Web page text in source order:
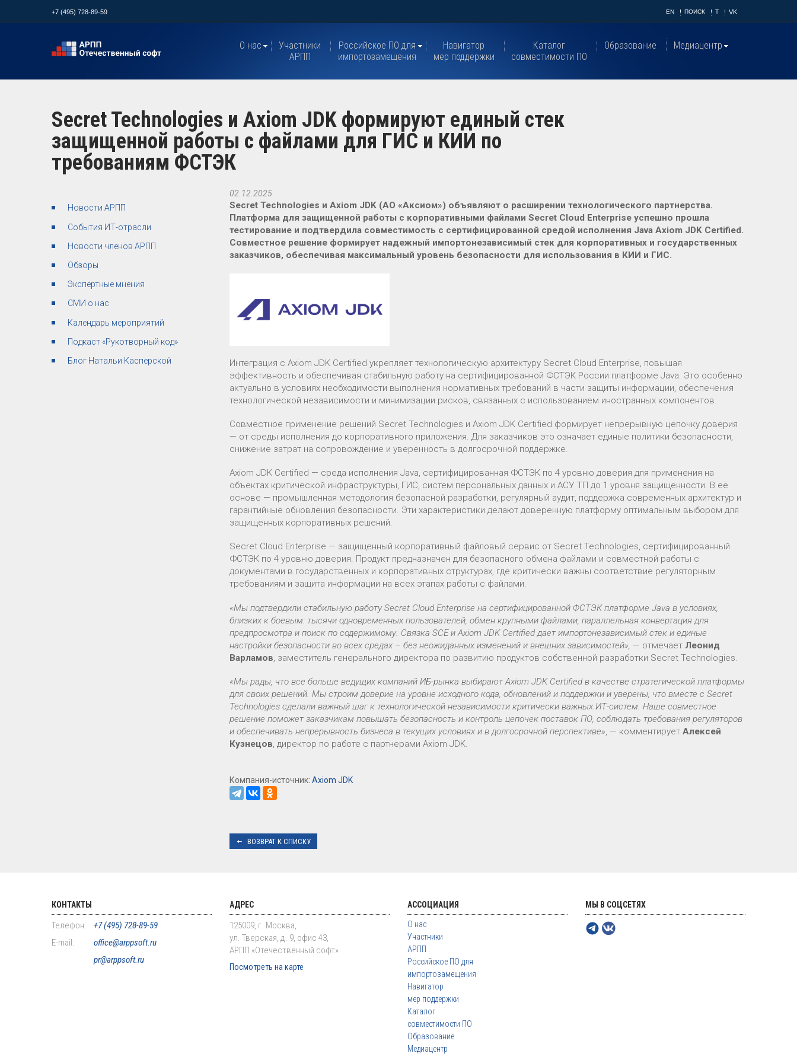
+7 (495) 728-89-59 EN ПОИСК T VK
О нас
Участники
АРПП
Российское ПО для
импортозамещения
Навигатор
мер поддержки
Каталог
совместимости ПО
Образование Медиацентр
Secret Technologies и Axiom JDK формируют единый стек
защищенной работы с файлами для ГИС и КИИ по
требованиям ФСТЭК
Новости АРПП
События ИТ-отрасли
Новости членов АРПП
Обзоры
Экспертные мнения
СМИ о нас
Календарь мероприятий
Подкаст «Рукотворный код»
Блог Натальи Касперской
02.12.2025
Secret Technologies и Axiom JDK (АО «Аксиом») объявляют о расширении технологического партнерства.
Платформа для защищенной работы с корпоративными файлами Secret Cloud Enterprise успешно прошла
тестирование и подтвердила совместимость с сертифицированной средой исполнения Java Axiom JDK Certified.
Совместное решение формирует надежный импортонезависимый стек для корпоративных и государственных
заказчиков, обеспечивая максимальный уровень безопасности для использования в КИИ и ГИС.
Интеграция с Axiom JDK Certified укрепляет технологическую архитектуру Secret Cloud Enterprise, повышая
эффективность и обеспечивая стабильную работу на сертифицированной ФСТЭК России платформе Java. Это особенно
актуально в условиях необходимости выполнения нормативных требований в части защиты информации, обеспечения
технологической независимости и минимизации рисков, связанных с использованием иностранных компонентов.
Совместное применение решений Secret Technologies и Axiom JDK Certified формирует непрерывную цепочку доверия
— от среды исполнения до корпоративного приложения. Для заказчиков это означает единые политики безопасности,
снижение затрат на сопровождение и уверенность в долгосрочной поддержке.
Axiom JDK Certified — среда исполнения Java, сертифицированная ФСТЭК по 4 уровню доверия для применения на
объектах критической инфраструктуры, ГИС, систем персональных данных и АСУ ТП до 1 уровня защищенности. В её
основе — промышленная методология безопасной разработки, регулярный аудит, поддержка современных архитектур и
гарантийные обновления безопасности. Эти характеристики делают доверенную платформу оптимальным выбором для
защищенных корпоративных решений.
Secret Cloud Enterprise — защищенный корпоративный файловый сервис от Secret Technologies, сертифицированный
ФСТЭК по 4 уровню доверия. Продукт предназначен для безопасного обмена файлами и совместной работы с
документами в государственных и корпоративных структурах, где критически важны соответствие регуляторным
требованиям и защита информации на всех этапах работы с файлами.
«Мы подтвердили стабильную работу Secret Cloud Enterprise на сертифицированной ФСТЭК платформе Java в условиях,
близких к боевым: тысячи одновременных пользователей, обмен крупными файлами, параллельная конвертация для
предпросмотра и поиск по содержимому. Связка SCE и Axiom JDK Certified дает импортонезависимый стек и единые
настройки безопасности во всех средах – без неожиданных изменений и внешних зависимостей», — отмечает Леонид
Варламов, заместитель генерального директора по развитию продуктов собственной разработки Secret Technologies.
«Мы рады, что все больше ведущих компаний ИБ-рынка выбирают Axiom JDK Certified в качестве стратегической платформы
для своих решений. Мы строим доверие на уровне исходного кода, обновлений и поддержки и уверены, что вместе с Secret
Technologies сделали важный шаг к технологической независимости критически важных ИТ-систем. Наше совместное
решение поможет заказчикам повышать безопасность и контроль цепочек поставок ПО, соблюдать требования регуляторов
и обеспечивать непрерывность бизнеса в текущих условиях и в долгосрочной перспективе», — комментирует Алексей
Кузнецов, директор по работе с партнерами Axiom JDK.
Компания-источник: Axiom JDK
ВОЗВРАТ К СПИСКУ
КОНТАКТЫ
Телефон:
+7 (495) 728-89-59
E-mail:
office@arppsoft.ru
pr@arppsoft.ru
АДРЕС
125009, г. Москва,
ул. Тверская, д. 9, офис 43,
АРПП «Отечественный софт»
Посмотреть на карте
АССОЦИАЦИЯ
О нас
Участники
АРПП
Российское ПО для
импортозамещения
Навигатор
мер поддержки
Каталог
совместимости ПО
Образование
Медиацентр
МЫ В СОЦСЕТЯХ